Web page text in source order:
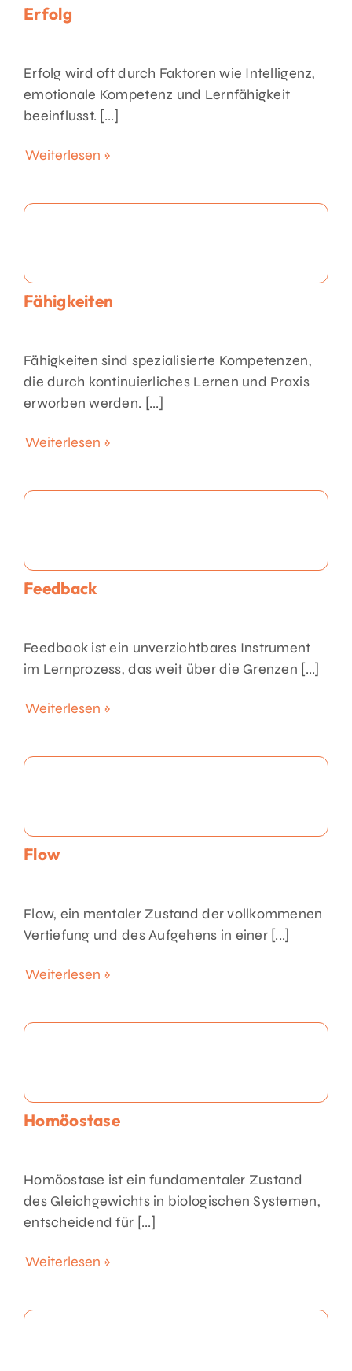
Erfolg
Erfolg wird oft durch Faktoren wie Intelligenz,
emotionale Kompetenz und Lernfähigkeit
beeinflusst. [...]
Weiterlesen »
Fähigkeiten
Fähigkeiten sind spezialisierte Kompetenzen,
die durch kontinuierliches Lernen und Praxis
erworben werden. [...]
Weiterlesen »
Feedback
Feedback ist ein unverzichtbares Instrument
im Lernprozess, das weit über die Grenzen [...]
Weiterlesen »
Flow
Flow, ein mentaler Zustand der vollkommenen
Vertiefung und des Aufgehens in einer [...]
Weiterlesen »
Homöostase
Homöostase ist ein fundamentaler Zustand
des Gleichgewichts in biologischen Systemen,
entscheidend für [...]
Weiterlesen »